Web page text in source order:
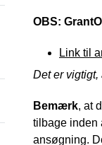
OBS:
Link til
Det er
Bemærk, at
tilbage inden
ansøgning.